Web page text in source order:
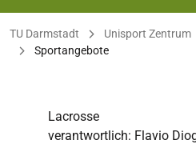
Sie befinden sich hier:
TU Darmstadt Unisport Zentrum
Sportangebote
Lacrosse
verantwortlich: Flavio